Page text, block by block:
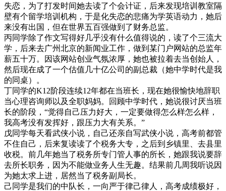
失恋，为了打发时间她去读了个会计证，后来发现培训教室隔
壁有个留学培训机构，于是化失恋的悲痛为学英语动力，她后
来没有出国，但在世界五百强做到了财务总监。
丙同学除了作文写得好几乎没有什么值得说的，读了个三流大
学，后来去广州北京的新闻业工作，做到某门户网站的总监年
薪五十万。因该网站创业气氛浓厚，她也被拉着去当创始人，
然后现在成了一个估值几十亿公司的副总裁（她中学时代是我
的同桌）。
丁同学的K12阶段连续12年都在当班长，现在她很愉快地辞职
当心理咨询师以及全职妈妈。回顾中学时代，她说很讨厌当班
长的阶段，“觉得自己压力好大，一定要做得怎么样怎么样，
我高考没有发挥好，跟压力大有关系。”
戊同学每天看武侠小说，自己还亲自写武侠小说，高考前都管
不住自己，后来复读读了个税务大专，之后到乡镇里、去县里
收税。前几年她当了税务所专门管人事的所长，她跟我说要辞
去所长职务，因为不能做业务人生无趣。结果前几周我听说因
为她太求上进，居然当了税务副局长。
己同学是我们的中队长，一向严于律己律人，高考成绩极好，